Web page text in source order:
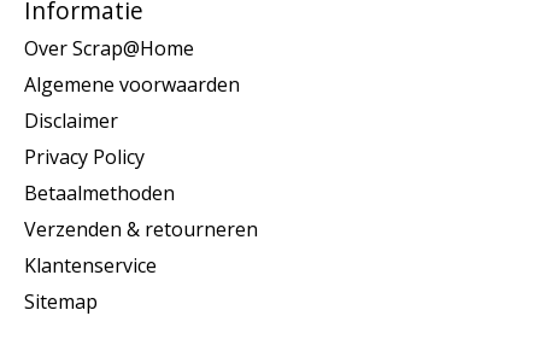
Informatie
Over Scrap@Home
Algemene voorwaarden
Disclaimer
Privacy Policy
Betaalmethoden
Verzenden & retourneren
Klantenservice
Sitemap